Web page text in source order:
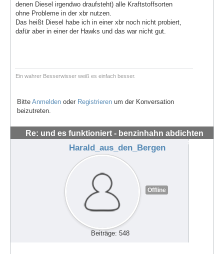
denen Diesel irgendwo draufsteht) alle Kraftstoffsorten
ohne Probleme in der xbr nutzen.
Das heißt Diesel habe ich in einer xbr noch nicht probiert,
dafür aber in einer der Hawks und das war nicht gut.
Ein wahrer Besserwisser weiß es einfach besser.
Bitte Anmelden oder Registrieren um der Konversation
beizutreten.
Re: und es funktioniert - benzinhahn abdichten
#56296
Harald_aus_den_Bergen
Offline
Beiträge: 548